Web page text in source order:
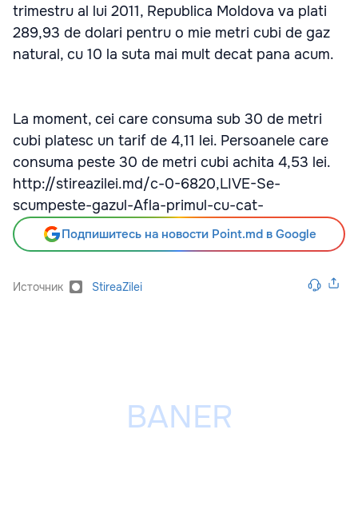
trimestru al lui 2011, Republica Moldova va plati
289,93 de dolari pentru o mie metri cubi de gaz
natural, cu 10 la suta mai mult decat pana acum.
La moment, cei care consuma sub 30 de metri
cubi platesc un tarif de 4,11 lei. Persoanele care
consuma peste 30 de metri cubi achita 4,53 lei.
http://stireazilei.md/c-0-6820,LIVE-Se-
scumpeste-gazul-Afla-primul-cu-cat-
Подпишитесь на новости Point.md в Google
Источник StireaZilei